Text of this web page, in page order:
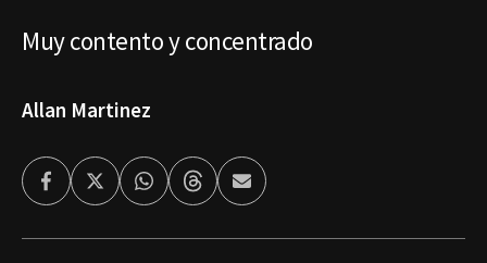
Muy contento y concentrado
Allan Martinez
FacebookTwitterWhatsappThreadsEnviar
por